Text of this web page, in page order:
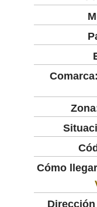
Comarca:
Cómo